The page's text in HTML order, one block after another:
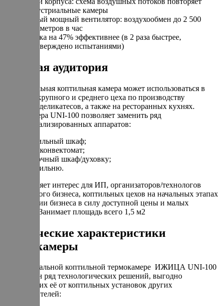
индустриальные камеры
Новый мощный вентилятор: воздухообмен до 2 500
кубометров в час
Сушка на 47% эффективнее (в 2 раза быстрее,
подтверждено испытаниями)
Целевая аудитория
Универсальная коптильная камера может использоваться в
условиях крупного и среднего цеха по производству
копченых деликатесов, а также на ресторанных кухнях.
Термокамера UNI-100 позволяет заменить ряд
узкоспециализированных аппаратов:
сушильный шкаф;
пароконвектомат;
жарочный шкаф/духовку;
коптильню.
Представляет интерес для ИП, организаторов/технологов
ресторанного бизнеса, коптильных цехов на начальных этапах
организации бизнеса в силу доступной цены и малых
размеров. Занимает площадь всего 1,5 м2
Технические характеристики
термокамеры
В универсальной коптильной термокамере ИЖИЦА UNI-100
реализован ряд технологических решений, выгодно
отличающих её от коптильных установок других
производителей: